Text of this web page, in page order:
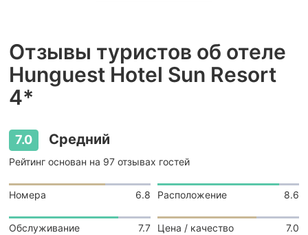
Отзывы туристов об отеле
Hunguest Hotel Sun Resort
4*
7.0 Средний
Рейтинг основан на 97 отзывах гостей
Номера 6.8 Расположение 8.6
Обслуживание 7.7 Цена / качество 7.0